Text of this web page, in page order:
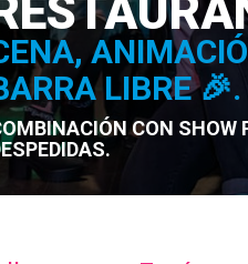
LIBRE 🎉.
CON SHOW